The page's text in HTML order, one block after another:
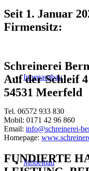
Innenausbau
Möbelbau
Seit 1. Januar
Firmensitz:
Schreinerei
Auf der Schleif 4
54531 Meerfeld
Tel. 06572 933 830
Mobil: 0171 42 96 860
Email: info@schreinerei-
Homepage:
FUNDIERTE